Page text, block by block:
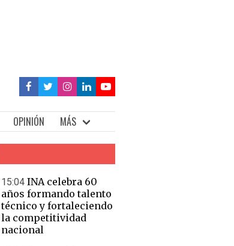
OPINIÓN MÁS
15:04 INA celebra 60
años formando talento
técnico y fortaleciendo
la competitividad
nacional